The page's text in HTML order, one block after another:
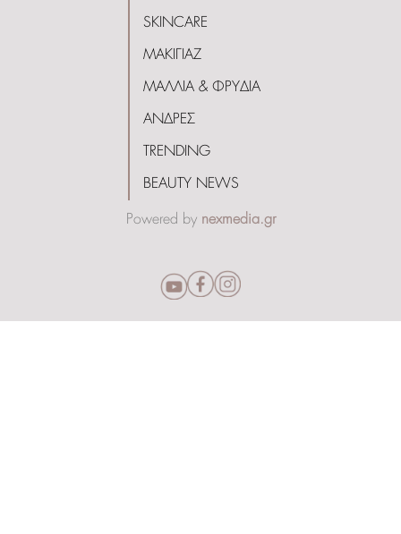
SKINCARE
ΜΑΚΙΓΙΑΖ
ΜΑΛΛΙΑ & ΦΡΥΔΙΑ
ΑΝΔΡΕΣ
TRENDING
BEAUTY NEWS
Powered by nexmedia.gr